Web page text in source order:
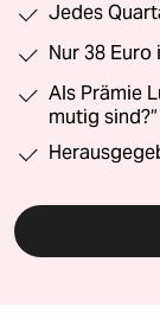
Jedes
Nur 38 Euro
Als Prämie
mutig sind?“